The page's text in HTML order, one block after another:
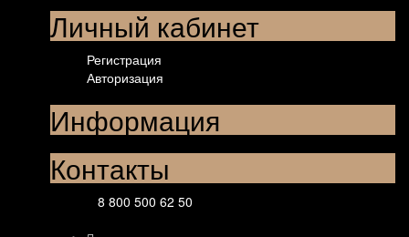
Личный кабинет
Регистрация
Авторизация
Информация
Контакты
8 800 500 62 50